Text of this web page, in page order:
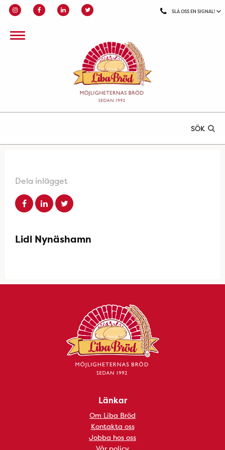
SLÅ OSS EN SIGNAL!
SÖK
Dela inlägget
Lidl Nynäshamn
Länkar
Om Liba Bröd
Kontakta oss
Jobba hos oss